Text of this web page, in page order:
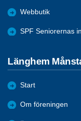
Webbutik
SPF Seniorernas
Länghem
Start
Om föreningen